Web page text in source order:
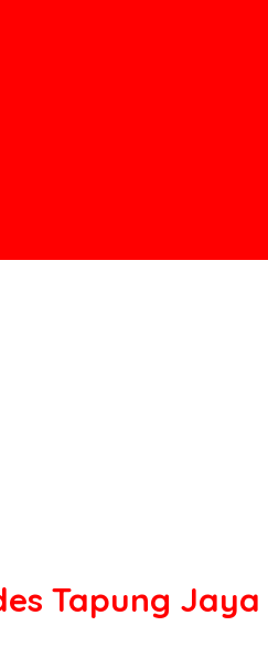
Tapung